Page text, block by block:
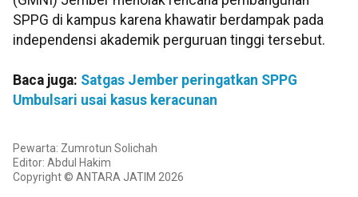
SPPG di kampus karena khawatir berdampak pada
independensi akademik perguruan tinggi tersebut.
Baca juga: Satgas Jember peringatkan SPPG
Umbulsari usai kasus keracunan
Pewarta: Zumrotun Solichah
Editor: Abdul Hakim
Copyright © ANTARA JATIM 2026